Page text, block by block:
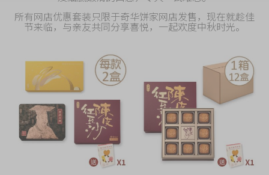
所有网店优惠套装只限于奇华饼家网店发售，现在就趁佳
节来临，与亲友共同分享喜悦，一起欢度中秋时光。